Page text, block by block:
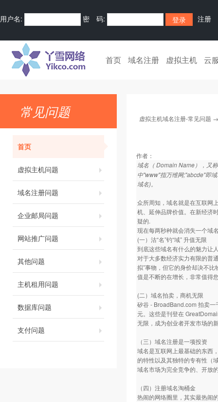
用户名: 密 码: 注册
首页 域名注册 虚拟主机 云
常见问题
首页
虚拟主机问题
域名注册问题
企业邮局问题
网站推广问题
其他问题
主机租用问题
数据库问题
支付问题
虚拟主机域名注册-常见问题
作者：
域名（ Domain Name），又
中"www"指万维网;"abcde"即
域名)。
众所周知，域名就是在互联网
机、延伸品牌价值。在新经济
疑的.
现在每两秒种就会消失一个域
(一）沽“名”钓“域” 升值无限
到底这些域名有什么的魅力让
对于大多数经济实力有限的普
拟”事物，但它的身价却决不
值是不断的在增长，非常值得
(二）域名拍卖，商机无限
矽谷 - BroadBand.com 拍卖
元。这些是刊登在
无限，成为创业者开发市场的
（三）域名注册是一项投资
域名是互联网上最基础的东西
的特性以及其独特的专有性（
域名市场为完全竞争的、开放
（四）注册域名淘桶金
热闹的网络圈里，其实最热闹